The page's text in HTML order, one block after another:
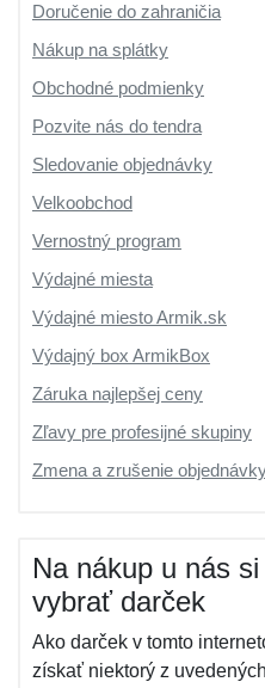
Doručenie do zahraničia
Nákup na splátky
Obchodné podmienky
Pozvite nás do tendra
Sledovanie objednávky
Velkoobchod
Vernostný program
Výdajné miesta
Výdajné miesto Armik.sk
Výdajný box ArmikBox
Záruka najlepšej ceny
Zľavy pre profesijné skupiny
Zmena a zrušenie
Na nákup u nás
vybrať darček
Ako darček v tomto
získať niektorý z